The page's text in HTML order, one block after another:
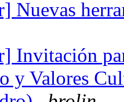
Nuevas
Invitación
y Valores